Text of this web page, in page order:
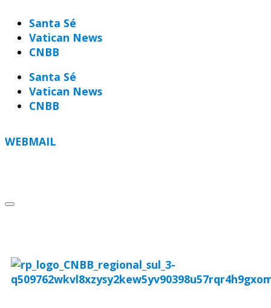
Santa Sé
Vatican News
CNBB
Santa Sé
Vatican News
CNBB
WEBMAIL